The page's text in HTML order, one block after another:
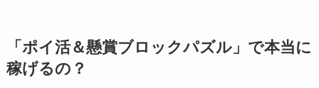
「ポイ活＆懸賞ブロックパズル」で本当に
稼げるの？